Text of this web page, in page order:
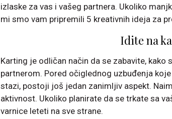
izlaske za vas i vašeg partnera. Ukoliko
mi smo vam pripremili 5 kreativnih ideja za
Idite na
Karting je odličan način da se zabavite, kako
partnerom. Pored očiglednog uzbuđenja
stazi, postoji još jedan zanimljiv aspekt.
aktivnost. Ukoliko planirate da se trkate sa
varnice leteti na sve strane.